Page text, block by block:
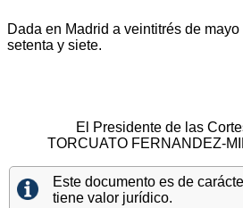
Dada en Madrid a veintitrés de
setenta y siete.
El Presidente de las
TORCUATO FERNANDEZ-
Este documento es de
tiene valor jurídico.